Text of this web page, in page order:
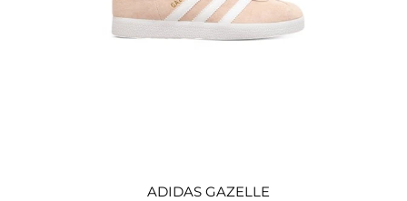
ADIDAS GAZELLE